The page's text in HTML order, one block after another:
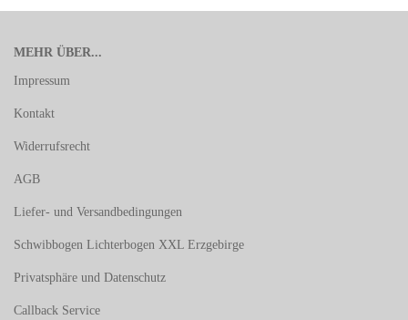
MEHR ÜBER...
Impressum
Kontakt
Widerrufsrecht
AGB
Liefer- und Versandbedingungen
Schwibbogen Lichterbogen XXL Erzgebirge
Privatsphäre und Datenschutz
Callback Service